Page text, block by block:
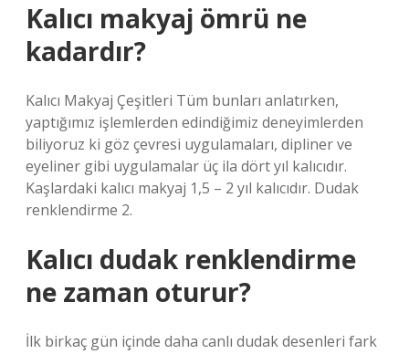
Kalıcı makyaj ömrü ne
kadardır?
Kalıcı Makyaj Çeşitleri Tüm bunları anlatırken,
yaptığımız işlemlerden edindiğimiz deneyimlerden
biliyoruz ki göz çevresi uygulamaları, dipliner ve
eyeliner gibi uygulamalar üç ila dört yıl kalıcıdır.
Kaşlardaki kalıcı makyaj 1,5 – 2 yıl kalıcıdır. Dudak
renklendirme 2.
Kalıcı dudak renklendirme
ne zaman oturur?
İlk birkaç gün içinde daha canlı dudak desenleri fark